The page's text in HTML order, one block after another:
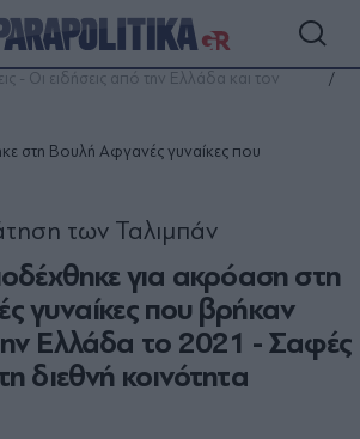
- Οι ειδήσεις από την Ελλάδα και τον
στη Βουλή Αφγανές γυναίκες που
για ακρόαση στη
γυναίκες που βρήκαν
Ελλάδα το 2021 - Σαφές
διεθνή κοινότητα
των Ταλιμπάν